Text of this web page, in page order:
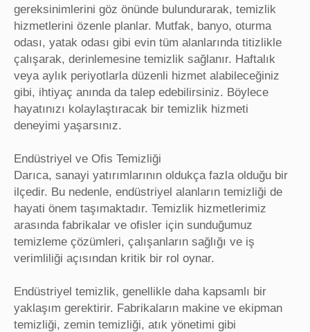
gereksinimlerini göz önünde bulundurarak, temizlik
hizmetlerini özenle planlar. Mutfak, banyo, oturma
odası, yatak odası gibi evin tüm alanlarında titizlikle
çalışarak, derinlemesine temizlik sağlanır. Haftalık
veya aylık periyotlarla düzenli hizmet alabileceğiniz
gibi, ihtiyaç anında da talep edebilirsiniz. Böylece
hayatınızı kolaylaştıracak bir temizlik hizmeti
deneyimi yaşarsınız.
Endüstriyel ve Ofis Temizliği
Darıca, sanayi yatırımlarının oldukça fazla olduğu bir
ilçedir. Bu nedenle, endüstriyel alanların temizliği de
hayati önem taşımaktadır. Temizlik hizmetlerimiz
arasında fabrikalar ve ofisler için sunduğumuz
temizleme çözümleri, çalışanların sağlığı ve iş
verimliliği açısından kritik bir rol oynar.
Endüstriyel temizlik, genellikle daha kapsamlı bir
yaklaşım gerektirir. Fabrikaların makine ve ekipman
temizliği, zemin temizliği, atık yönetimi gibi